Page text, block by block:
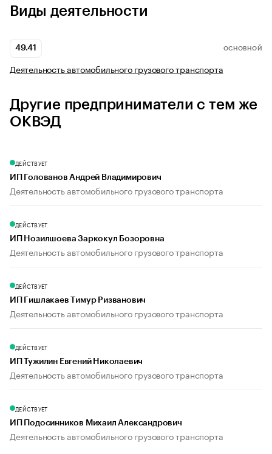
Виды деятельности
49.41 ОСНОВНОЙ
Деятельность автомобильного грузового транспорта
Другие предприниматели с тем же
ОКВЭД
ДЕЙСТВУЕТ
ИП Голованов Андрей Владимирович
Деятельность автомобильного грузового транспорта
ДЕЙСТВУЕТ
ИП Нозилшоева Заркокул Бозоровна
Деятельность автомобильного грузового транспорта
ДЕЙСТВУЕТ
ИП Гишлакаев Тимур Ризванович
Деятельность автомобильного грузового транспорта
ДЕЙСТВУЕТ
ИП Тужилин Евгений Николаевич
Деятельность автомобильного грузового транспорта
ДЕЙСТВУЕТ
ИП Подосинников Михаил Александрович
Деятельность автомобильного грузового транспорта